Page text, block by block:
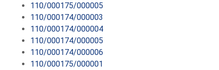
110/000175/000005
110/000174/000003
110/000174/000004
110/000174/000005
110/000174/000006
110/000175/000001